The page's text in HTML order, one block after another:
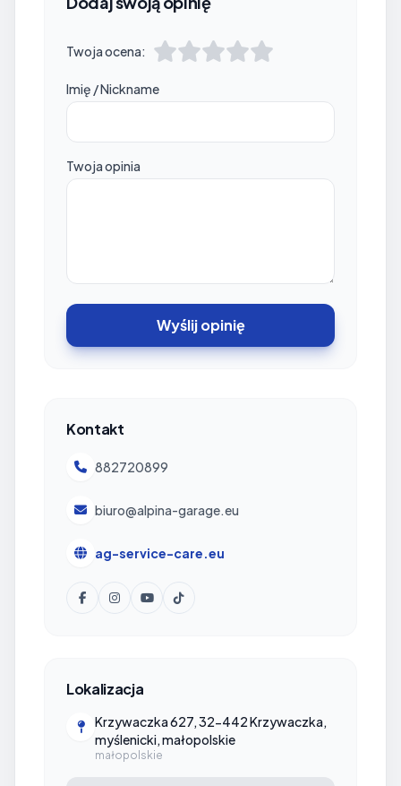
Twoja ocena:
Imię / Nickname
Twoja opinia
Wyślij opinię
Kontakt
882720899
biuro@alpina-garage.eu
ag-service-care.eu
Lokalizacja
Krzywaczka 627, 32-442 Krzywaczka,
myślenicki, małopolskie
małopolskie